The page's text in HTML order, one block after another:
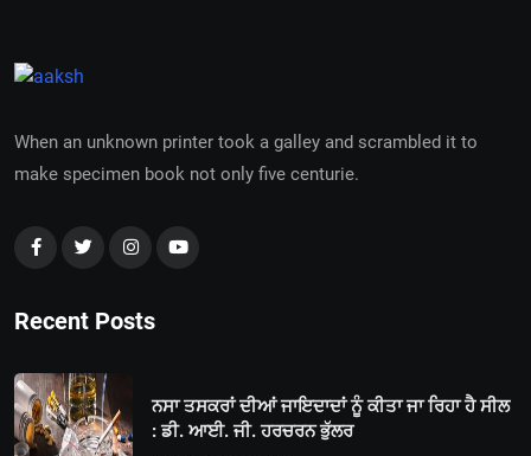
When an unknown printer took a galley and scrambled it to
make specimen book not only five centurie.
Recent Posts
ਨਸਾ ਤਸਕਰਾਂ ਦੀਆਂ ਜਾਇਦਾਦਾਂ ਨੂੰ ਕੀਤਾ ਜਾ ਰਿਹਾ ਹੈ ਸੀਲ
: ਡੀ. ਆਈ. ਜੀ. ਹਰਚਰਨ ਭੁੱਲਰ